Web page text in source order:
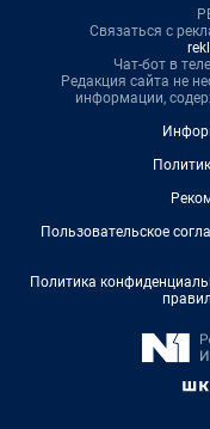
Связаться с
Чат-бот в
Редакция сайта не
информации,
Пользовательское
Политика